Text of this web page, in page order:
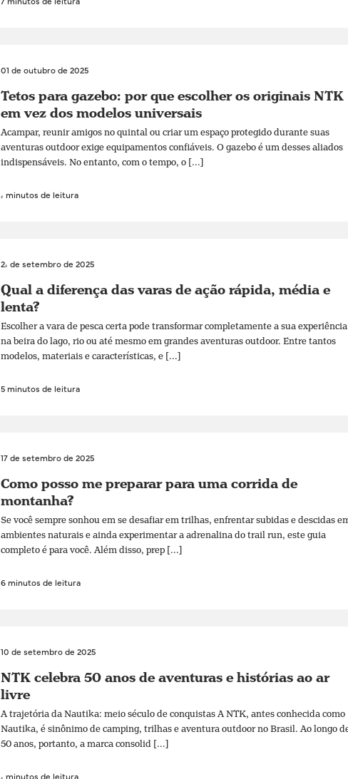
7 minutos de leitura
01 de outubro de 2025
Tetos para gazebo: por que escolher os originais NTK
em vez dos modelos universais
Acampar, reunir amigos no quintal ou criar um espaço protegido durante suas
aventuras outdoor exige equipamentos confiáveis. O gazebo é um desses aliados
indispensáveis. No entanto, com o tempo, o [...]
4 minutos de leitura
24 de setembro de 2025
Qual a diferença das varas de ação rápida, média e
lenta?
Escolher a vara de pesca certa pode transformar completamente a sua experiência
na beira do lago, rio ou até mesmo em grandes aventuras outdoor. Entre tantos
modelos, materiais e características, e [...]
5 minutos de leitura
17 de setembro de 2025
Como posso me preparar para uma corrida de
montanha?
Se você sempre sonhou em se desafiar em trilhas, enfrentar subidas e descidas
ambientes naturais e ainda experimentar a adrenalina do trail run, este guia
completo é para você. Além disso, prep [...]
6 minutos de leitura
10 de setembro de 2025
NTK celebra 50 anos de aventuras e histórias ao ar
livre
A trajetória da Nautika: meio século de conquistas A NTK, antes conhecida como
Nautika, é sinônimo de camping, trilhas e aventura outdoor no Brasil. Ao longo
50 anos, portanto, a marca consolid [...]
4 minutos de leitura